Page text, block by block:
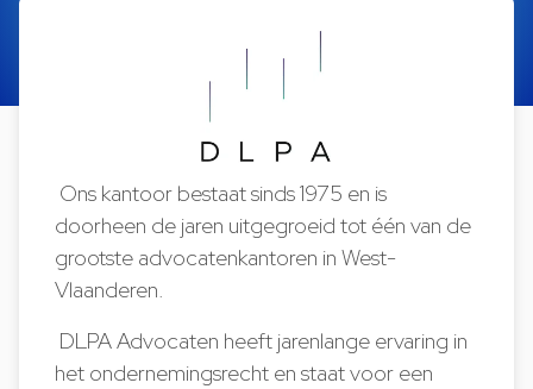
Ons kantoor bestaat sinds 1975 en is
doorheen de jaren uitgegroeid tot één van de
grootste advocatenkantoren in West-
Vlaanderen.
DLPA Advocaten heeft jarenlange ervaring in
het ondernemingsrecht en staat voor een